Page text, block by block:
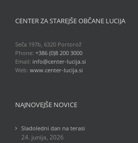
CENTER ZA STAREJŠE OBČANE LUCIJA
Seča 197b, 6320 Portorož
Phone: +386 (0)8 200 3000
Email: info@center-lucija.si
Web: www.center-lucija.si
NAJNOVEJŠE NOVICE
Sladoledni dan na terasi
24. junija, 2026